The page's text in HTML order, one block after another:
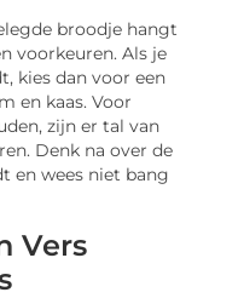
broodje hangt
voorkeuren. Als je
kies dan voor een
en kaas. Voor
zijn er tal van
Denk na over de
en wees niet bang
Vers